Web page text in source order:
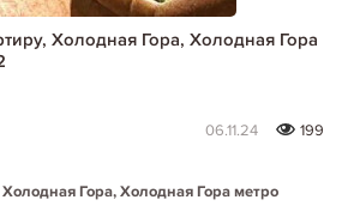
Холодная Гора, Холодная Гора
06.11.24
199
Гора, Холодная Гора метро